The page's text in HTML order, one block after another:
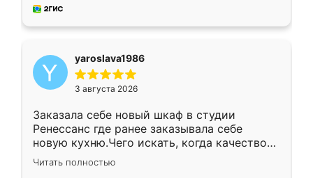
мебель за качественную работу!
yaroslava1986
3 августа 2026
Заказала себе новый шкаф в студии
Ренессанс где ранее заказывала себе
новую кухню.Чего искать, когда качеством
вполне довольна. Служит кухня уже почти
два года, нареканий нет.
Читать полностью